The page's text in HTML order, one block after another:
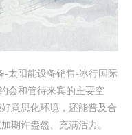
-太阳能设备销售-冰行国际
会和管待来宾的主要空
意思化环境，还能普及合
期许盎然、充满活力。